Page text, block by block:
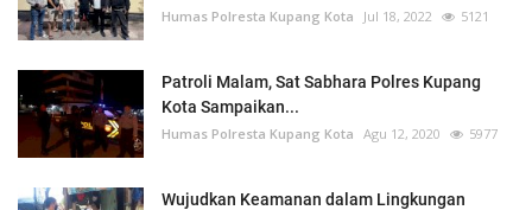
Humas Polresta Kupang Kota Jul 18, 2022 5121
Patroli Malam, Sat Sabhara Polres Kupang
Kota Sampaikan...
Humas Polresta Kupang Kota Agu 12, 2020 5977
Wujudkan Keamanan dalam Lingkungan